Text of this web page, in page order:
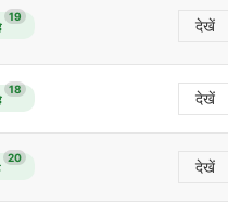
19 देखें
18 देखें
20 देखें